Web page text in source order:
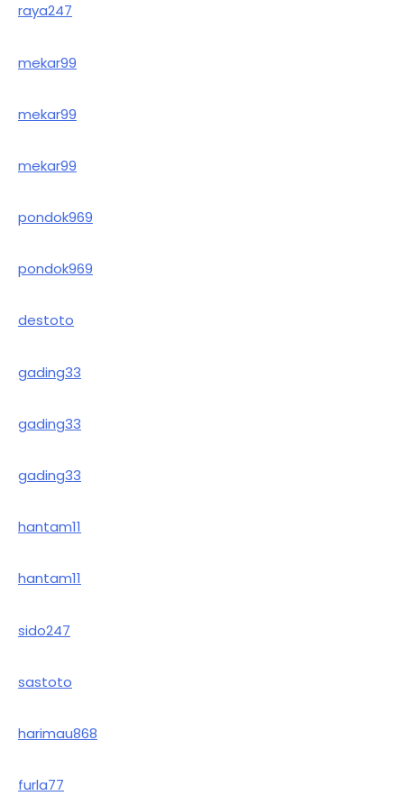
raya247
mekar99
mekar99
mekar99
pondok969
pondok969
destoto
gading33
gading33
gading33
hantam11
hantam11
sido247
sastoto
harimau868
furla77